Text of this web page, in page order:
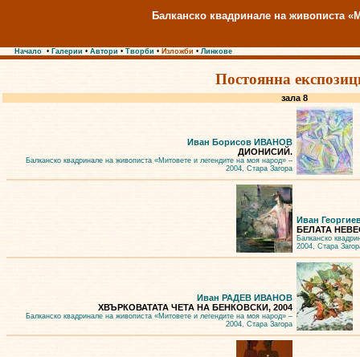
Балканско квадринале на живописта
Начало • Галерии • Автори • Творби • Изложби • Линкове
Постоянна
зала 8
Иван Борисов ИВАНОВ
ДИОНИСИЙ.
Балканско квадринале на живописта «Митовете и легендите на моя народ» –
2004, Стара Загора
Иван
БЕЛАТА
Балканско
2004, Стара
Иван РАДЕВ ИВАНОВ
ХВЪРКОВАТАТА ЧЕТА НА БЕНКОВСКИ, 2004
Балканско квадринале на живописта «Митовете и легендите на моя народ» –
2004, Стара Загора